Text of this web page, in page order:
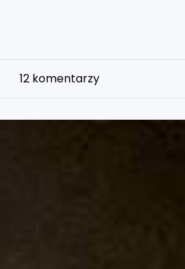
12komentarzy